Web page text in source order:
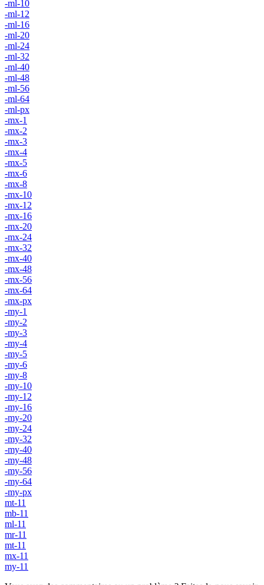
-ml-10
-ml-12
-ml-16
-ml-20
-ml-24
-ml-32
-ml-40
-ml-48
-ml-56
-ml-64
-ml-px
-mx-1
-mx-2
-mx-3
-mx-4
-mx-5
-mx-6
-mx-8
-mx-10
-mx-12
-mx-16
-mx-20
-mx-24
-mx-32
-mx-40
-mx-48
-mx-56
-mx-64
-mx-px
-my-1
-my-2
-my-3
-my-4
-my-5
-my-6
-my-8
-my-10
-my-12
-my-16
-my-20
-my-24
-my-32
-my-40
-my-48
-my-56
-my-64
-my-px
mt-11
mb-11
ml-11
mr-11
mt-11
mx-11
my-11